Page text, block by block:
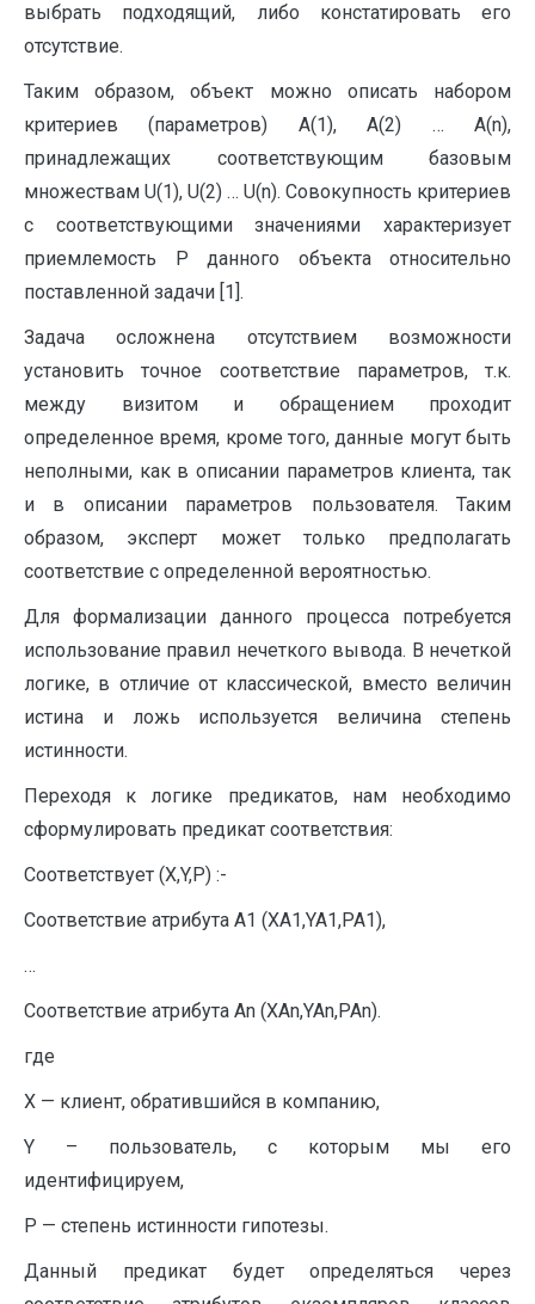
выбрать подходящий, либо констатировать его
отсутствие.
Таким образом, объект можно описать набором
критериев (параметров) А(1), А(2) … А(n),
принадлежащих соответствующим базовым
множествам U(1), U(2) … U(n). Совокупность критериев
с соответствующими значениями характеризует
приемлемость P данного объекта относительно
поставленной задачи [1].
Задача осложнена отсутствием возможности
установить точное соответствие параметров, т.к.
между визитом и обращением проходит
определенное время, кроме того, данные могут быть
неполными, как в описании параметров клиента, так
и в описании параметров пользователя. Таким
образом, эксперт может только предполагать
соответствие с определенной вероятностью.
Для формализации данного процесса потребуется
использование правил нечеткого вывода. В нечеткой
логике, в отличие от классической, вместо величин
истина и ложь используется величина степень
истинности.
Переходя к логике предикатов, нам необходимо
сформулировать предикат соответствия:
Соответствует (X,Y,Р) :-
Соответствие атрибута А1 (XA1,YA1,PA1),
…
Соответствие атрибута Аn (XAn,YAn,PAn).
где
X — клиент, обратившийся в компанию,
Y – пользователь, с которым мы его
идентифицируем,
Р — степень истинности гипотезы.
Данный предикат будет определяться через